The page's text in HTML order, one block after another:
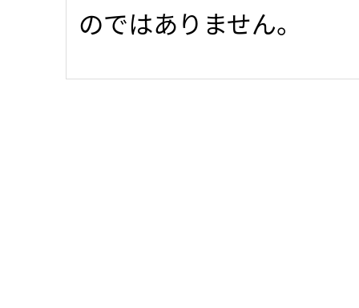
のではありません。